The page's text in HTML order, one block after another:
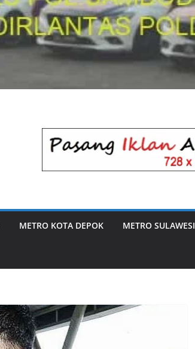
METRO KOTA DEPOK METRO SULAWESI